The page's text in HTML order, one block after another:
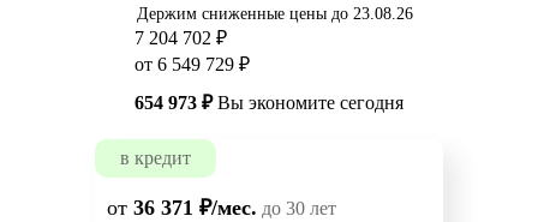
Держим сниженные цены до 23.08.26
7 204 702 ₽
от 6 549 729 ₽
654 973 ₽Вы экономите сегодня
в кредит
от 36 371 ₽/мес. до 30 лет